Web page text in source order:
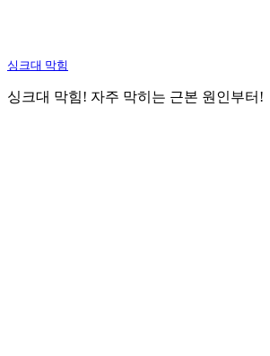
싱크대 막힘
싱크대 막힘! 자주 막히는 근본 원인부터!